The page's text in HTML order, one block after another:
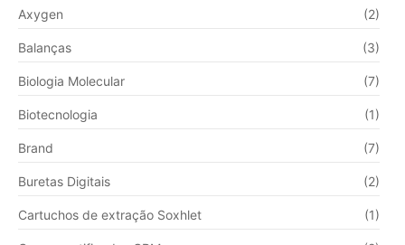
Axygen (2)
Balanças (3)
Biologia Molecular (7)
Biotecnologia (1)
Brand (7)
Buretas Digitais (2)
Cartuchos de extração Soxhlet (1)